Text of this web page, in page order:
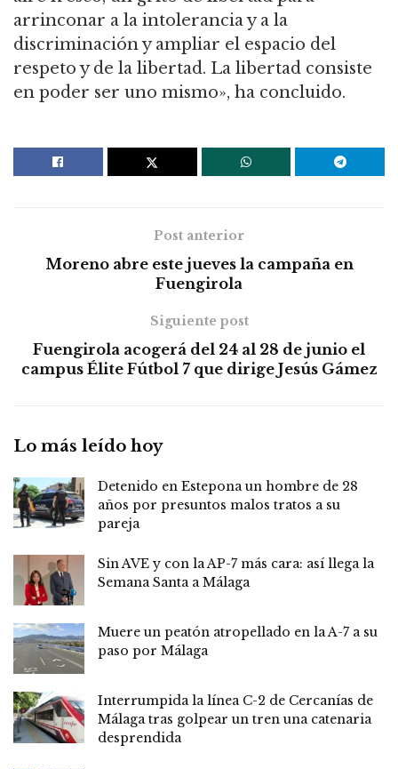
arrinconar a la intolerancia y a la
discriminación y ampliar el espacio del
respeto y de la libertad. La libertad consiste
en poder ser uno mismo», ha concluido.
Post anterior
Moreno abre este jueves la campaña en
Fuengirola
Siguiente post
Fuengirola acogerá del 24 al 28 de junio el
campus Élite Fútbol 7 que dirige Jesús Gámez
Lo más leído hoy
Detenido en Estepona un hombre de 28
años por presuntos malos tratos a su
pareja
Sin AVE y con la AP-7 más cara: así llega la
Semana Santa a Málaga
Muere un peatón atropellado en la A-7 a su
paso por Málaga
Interrumpida la línea C-2 de Cercanías de
Málaga tras golpear un tren una catenaria
desprendida